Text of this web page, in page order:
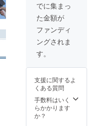
でに集まっ
た金額が
ファンディ
ングされま
す。
支援に関するよ
くある質問
手数料はいく
らかかります
か？